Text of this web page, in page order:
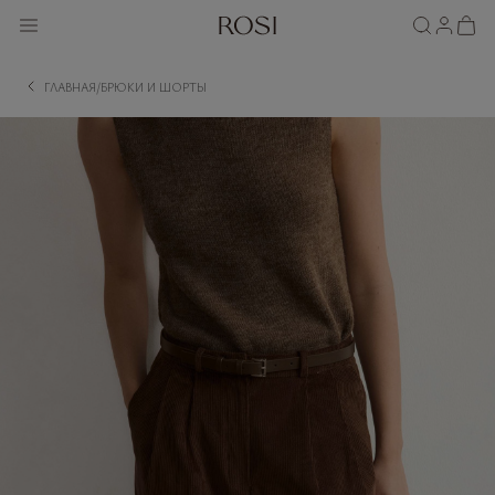
ГЛАВНАЯ БРЮКИ И ШОРТЫ